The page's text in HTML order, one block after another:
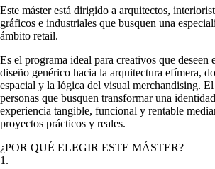
Este máster está dirigido a arquitectos,
gráficos e industriales que busquen una
ámbito retail.
Es el programa ideal para creativos que deseen
diseño genérico hacia la arquitectura efímera,
espacial y la lógica del visual merchandising.
personas que busquen transformar una
experiencia tangible, funcional y rentable
proyectos prácticos y reales.
¿POR QUÉ ELEGIR ESTE MÁSTER?
1.